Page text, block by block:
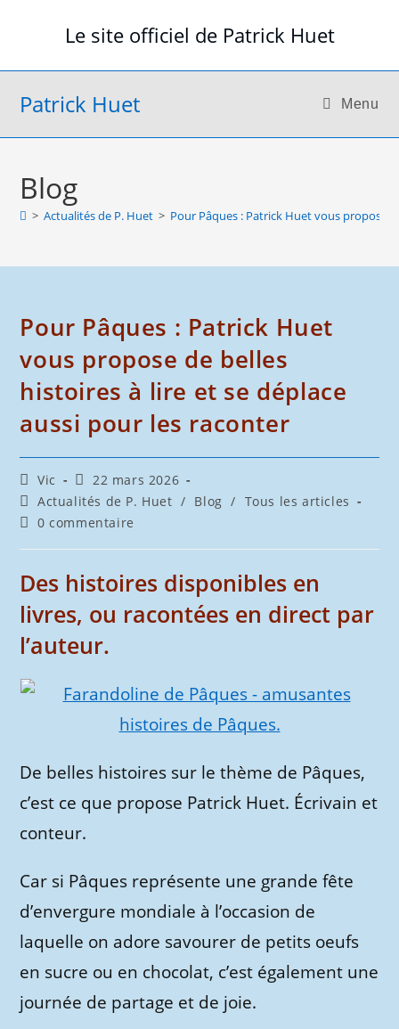
Le site officiel de Patrick Huet
Patrick Huet Menu
Blog
> Actualités de P. Huet > Pour Pâques : Patrick Huet vous propose
Pour Pâques : Patrick Huet
vous propose de belles
histoires à lire et se déplace
aussi pour les raconter
Auteur/autrice
de
la
publication :
Vic
Publication
publiée :
22 mars 2026
Post
category:
Actualités de P. Huet / Blog / Tous les articles
Commentaires
la
publication :
0 commentaire
Des histoires disponibles en
livres, ou racontées en direct par
l’auteur.
De belles histoires sur le thème de Pâques,
c’est ce que propose Patrick Huet. Écrivain et
conteur.
Car si Pâques représente une grande fête
d’envergure mondiale à l’occasion de
laquelle on adore savourer de petits oeufs
en sucre ou en chocolat, c’est également une
journée de partage et de joie.